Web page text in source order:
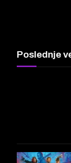
Poslednje